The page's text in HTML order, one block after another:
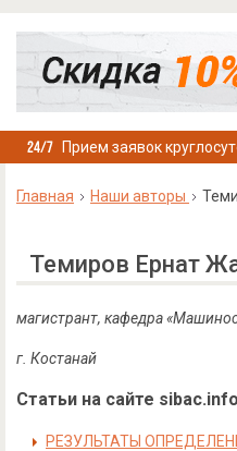
Прием заявок
Главная Наши авторы
Темиров Ернат
магистрант, кафедра
г. Костанай
Статьи на сайте sibac.info
РЕЗУЛЬТАТЫ